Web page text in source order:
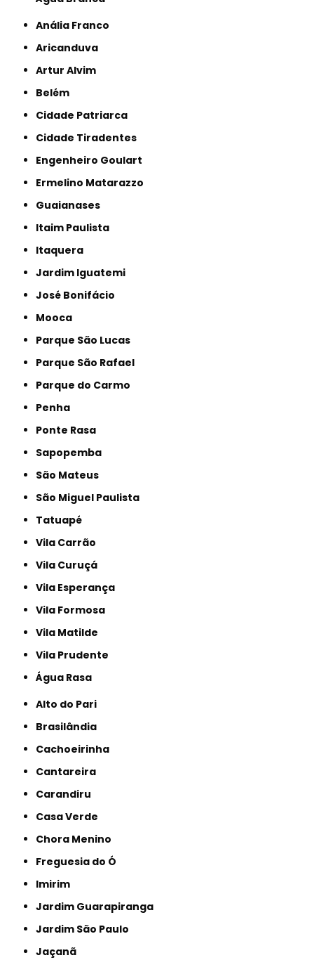
Anália Franco
Aricanduva
Artur Alvim
Belém
Cidade Patriarca
Cidade Tiradentes
Engenheiro Goulart
Ermelino Matarazzo
Guaianases
Itaim Paulista
Itaquera
Jardim Iguatemi
José Bonifácio
Mooca
Parque São Lucas
Parque São Rafael
Parque do Carmo
Penha
Ponte Rasa
Sapopemba
São Mateus
São Miguel Paulista
Tatuapé
Vila Carrão
Vila Curuçá
Vila Esperança
Vila Formosa
Vila Matilde
Vila Prudente
Água Rasa
Alto do Pari
Brasilândia
Cachoeirinha
Cantareira
Carandiru
Casa Verde
Chora Menino
Freguesia do Ó
Imirim
Jardim Guarapiranga
Jardim São Paulo
Jaçanã